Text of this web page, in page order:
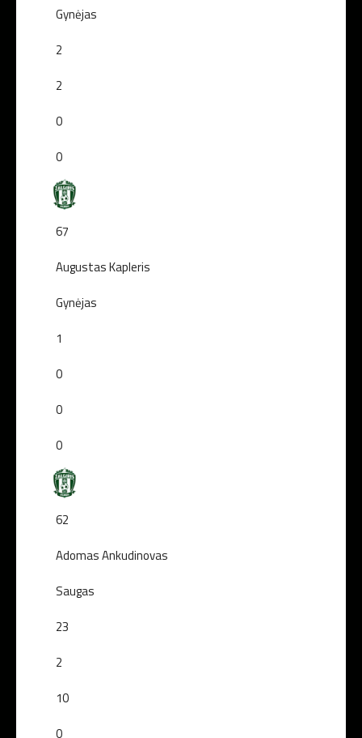
Gynėjas
2
2
0
0
67
Augustas Kapleris
Gynėjas
1
0
0
0
62
Adomas Ankudinovas
Saugas
23
2
10
0